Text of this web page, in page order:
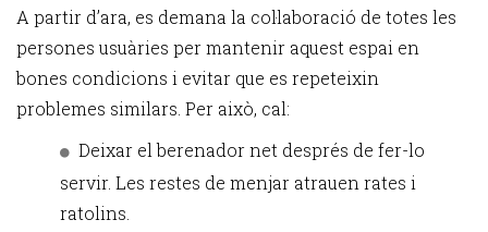
A partir d’ara, es demana la col·laboració de totes les
persones usuàries per mantenir aquest espai en
bones condicions i evitar que es repeteixin
problemes similars. Per això, cal:
Deixar el berenador net després de fer-lo
servir. Les restes de menjar atrauen rates i
ratolins.